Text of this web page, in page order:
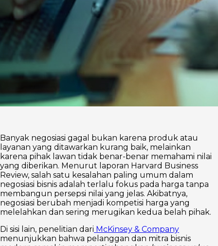
Banyak negosiasi gagal bukan karena produk atau
layanan yang ditawarkan kurang baik, melainkan
karena pihak lawan tidak benar-benar memahami nilai
yang diberikan. Menurut laporan Harvard Business
Review, salah satu kesalahan paling umum dalam
negosiasi bisnis adalah terlalu fokus pada harga tanpa
membangun persepsi nilai yang jelas. Akibatnya,
negosiasi berubah menjadi kompetisi harga yang
melelahkan dan sering merugikan kedua belah pihak.
Di sisi lain, penelitian dari McKinsey & Company
menunjukkan bahwa pelanggan dan mitra bisnis